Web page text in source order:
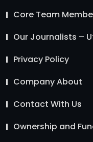
Core Team
Our Journalists –
Privacy Policy
Company About
Contact With Us
Ownership and